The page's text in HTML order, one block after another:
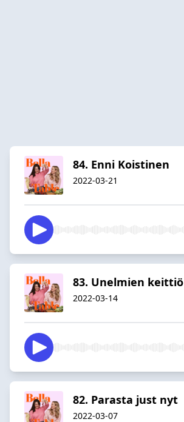
84. Enni Koistinen
2022-03-21
83. Unelmien keittiö
2022-03-14
82. Parasta just nyt
2022-03-07